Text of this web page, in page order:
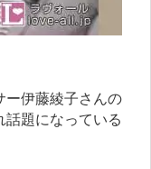
ー伊藤綾子さんの
話題になっている